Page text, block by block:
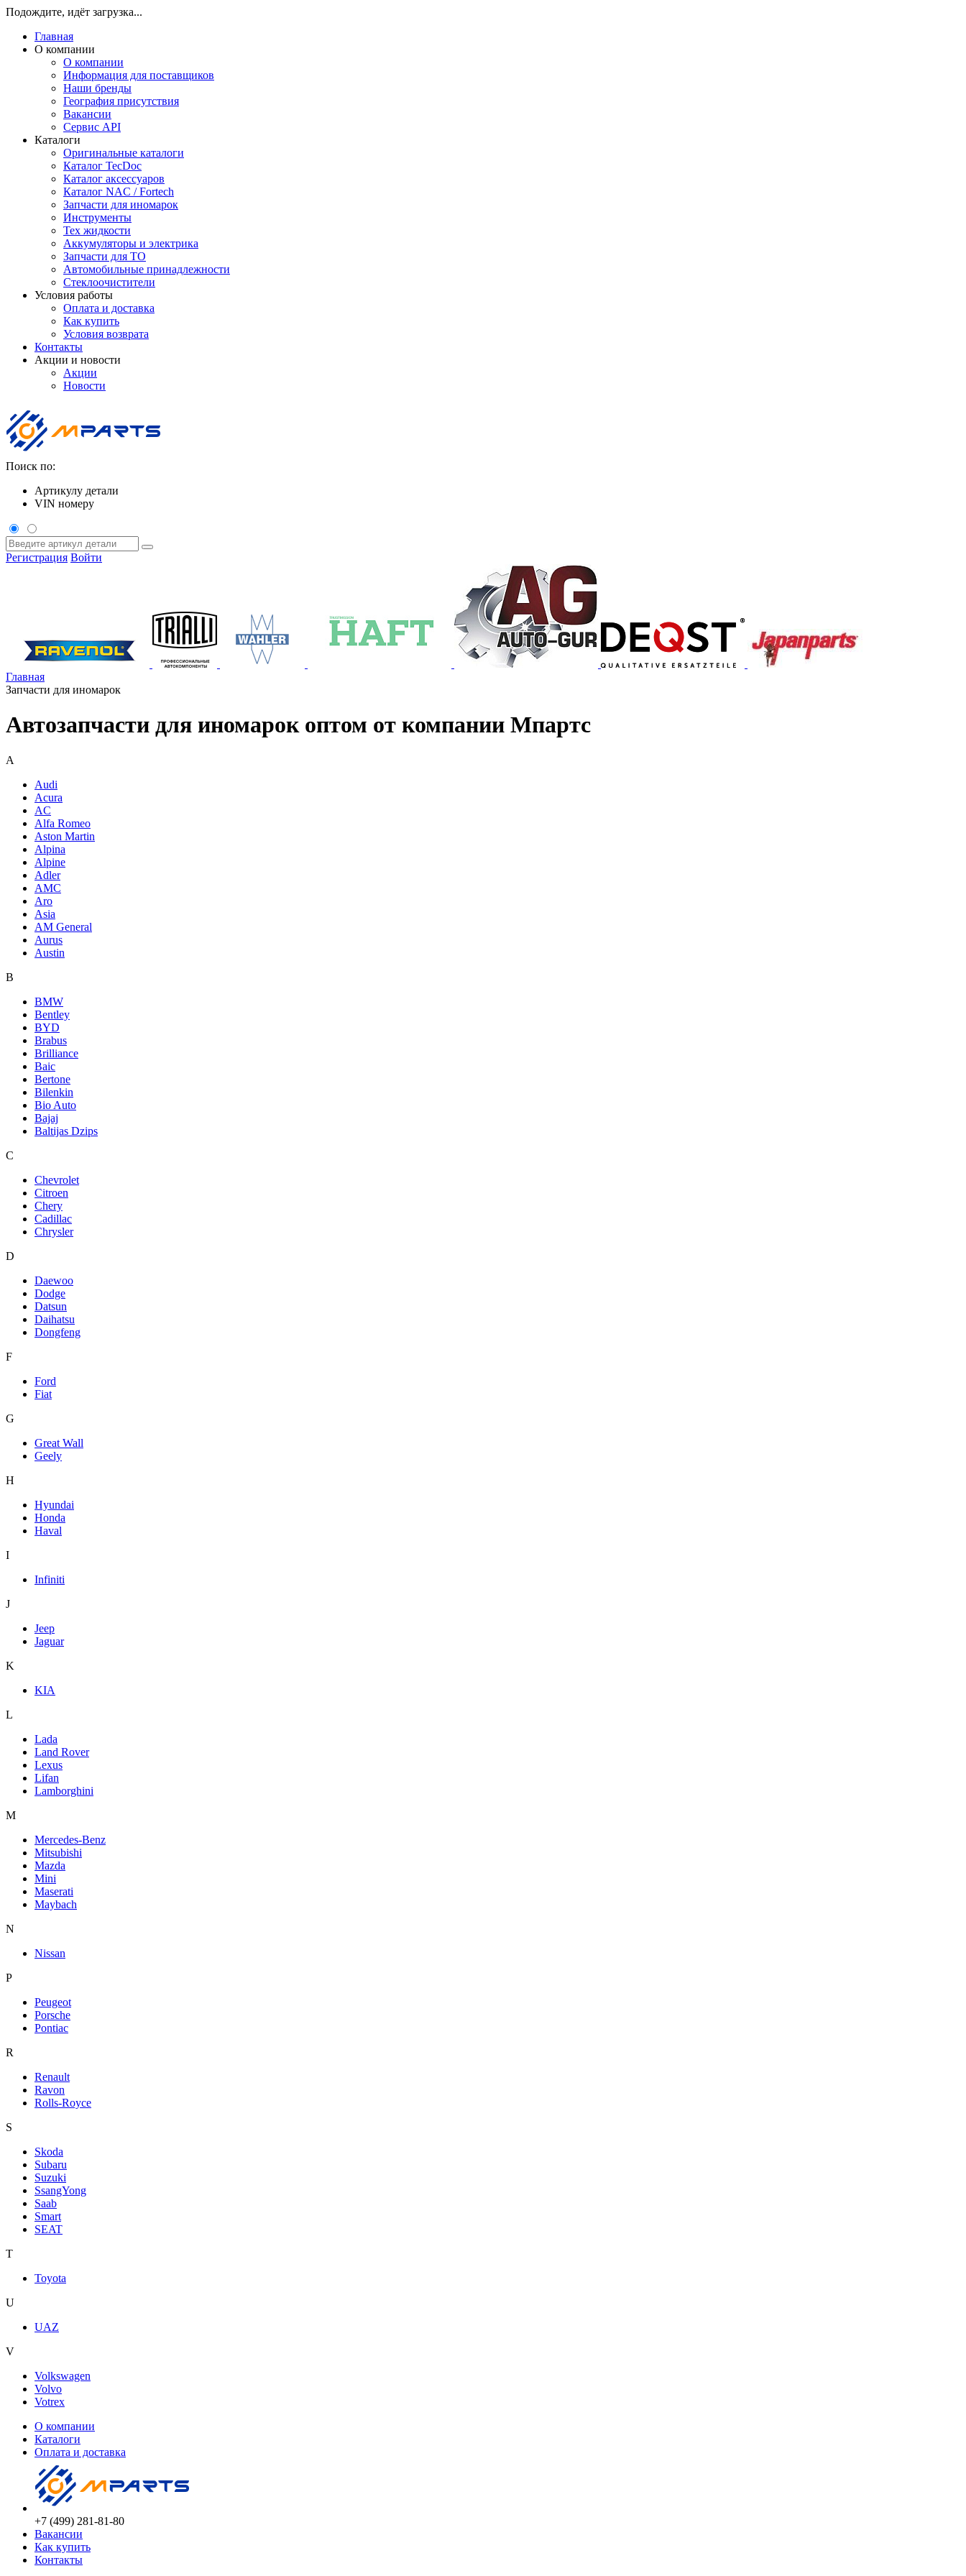
Подождите, идёт загрузка...
Главная
О компании
О компании
Информация для поставщиков
Наши бренды
География присутствия
Вакансии
Сервис API
Каталоги
Оригинальные каталоги
Каталог TecDoc
Каталог аксессуаров
Каталог NAC / Fortech
Запчасти для иномарок
Инструменты
Тех жидкости
Аккумуляторы и электрика
Запчасти для ТО
Автомобильные принадлежности
Стеклоочистители
Условия работы
Оплата и доставка
Как купить
Условия возврата
Контакты
Акции и новости
Акции
Новости
Поиск по:
Артикулу детали
VIN номеру
Регистрация Войти
Главная
Запчасти для иномарок
Автозапчасти для иномарок оптом от компании Мпартс
A
Audi
Acura
AC
Alfa Romeo
Aston Martin
Alpina
Alpine
Adler
AMC
Aro
Asia
AM General
Aurus
Austin
B
BMW
Bentley
BYD
Brabus
Brilliance
Baic
Bertone
Bilenkin
Bio Auto
Bajaj
Baltijas Dzips
C
Chevrolet
Citroen
Chery
Cadillac
Chrysler
D
Daewoo
Dodge
Datsun
Daihatsu
Dongfeng
F
Ford
Fiat
G
Great Wall
Geely
H
Hyundai
Honda
Haval
I
Infiniti
J
Jeep
Jaguar
K
KIA
L
Lada
Land Rover
Lexus
Lifan
Lamborghini
M
Mercedes-Benz
Mitsubishi
Mazda
Mini
Maserati
Maybach
N
Nissan
P
Peugeot
Porsche
Pontiac
R
Renault
Ravon
Rolls-Royce
S
Skoda
Subaru
Suzuki
SsangYong
Saab
Smart
SEAT
T
Toyota
U
UAZ
V
Volkswagen
Volvo
Votrex
О компании
Каталоги
Оплата и доставка
+7 (499) 281-81-80
Вакансии
Как купить
Контакты